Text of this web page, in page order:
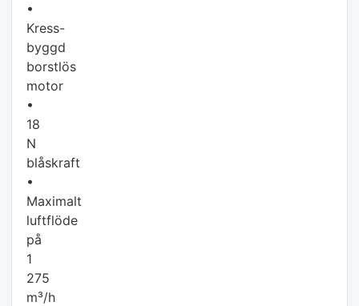
•
Kress-
byggd
borstlös
motor
•
18
N
blåskraft
•
Maximalt
luftflöde
på
1
275
m³/h